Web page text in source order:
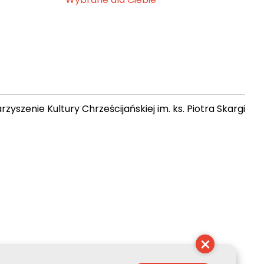
Kultury Chrześcijańskiej im. ks. Piotra Skargi
×